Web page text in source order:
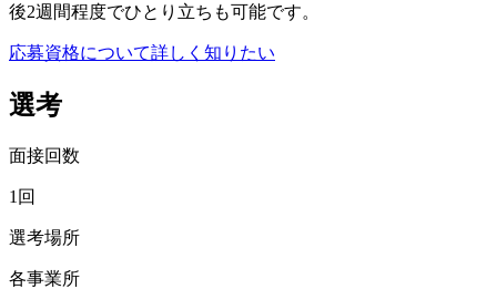
後2週間程度でひとり立ちも可能です。
応募資格について詳しく知りたい
選考
面接回数
1回
選考場所
各事業所